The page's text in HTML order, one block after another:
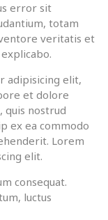
error sit
totam
veritatis et
adipisicing elit,
et dolore
quis nostrud
ex ea commodo
Lorem
elit.
consequat.
luctus